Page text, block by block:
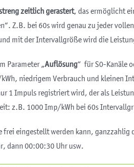
zeitlich gerastert, das ermöglicht
Z.B. bei 60s wird genau zu jeder
mit der Intervallgröße wird die
Parameter „Auflösung“ für S0-Kanäle
niedrigem Verbrauch und kleinen
1 Impuls registriert wird, der als
z.B. 1000 Imp/kWh bei 60s
eingestellt werden kann, ganzzahlig
dann 00:00:30 Uhr usw.